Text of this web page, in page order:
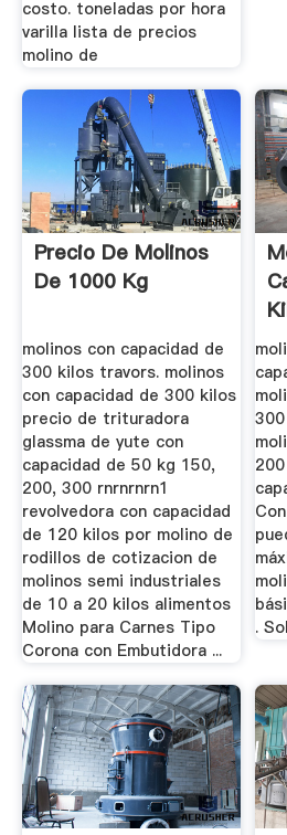
costo. toneladas por hora
varilla lista de precios
molino de
Precio De Molinos
De 1000 Kg
molinos con capacidad de
300 kilos travors. molinos
con capacidad de 300 kilos
precio de trituradora
glassma de yute con
capacidad de 50 kg 150,
200, 300 rnrnrnrn1
revolvedora con capacidad
de 120 kilos por molino de
rodillos de cotizacion de
molinos semi industriales
de 10 a 20 kilos alimentos
Molino para Carnes Tipo
Corona con Embutidora ...
.